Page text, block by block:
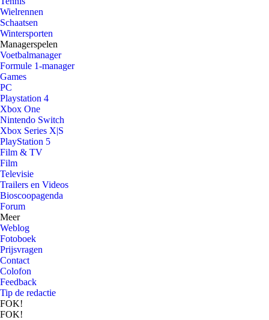
Wielrennen
Schaatsen
Wintersporten
Managerspelen
Voetbalmanager
Formule 1-manager
Games
PC
Playstation 4
Xbox One
Nintendo Switch
Xbox Series X|S
PlayStation 5
Film & TV
Film
Televisie
Trailers en Videos
Bioscoopagenda
Forum
Meer
Weblog
Fotoboek
Prijsvragen
Contact
Colofon
Feedback
Tip de redactie
FOK!
FOK!